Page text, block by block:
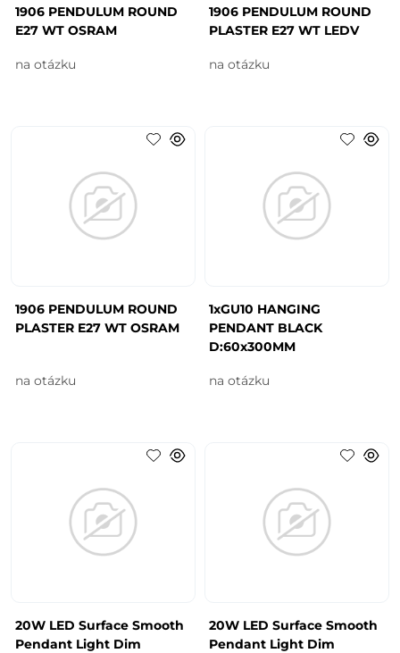
1906 PENDULUM ROUND
E27 WT OSRAM
na otázku
1906 PENDULUM ROUND
PLASTER E27 WT LEDV
na otázku
1906 PENDULUM ROUND
PLASTER E27 WT OSRAM
na otázku
1xGU10 HANGING
PENDANT BLACK
D:60x300MM
na otázku
20W LED Surface Smooth
Pendant Light Dim
20W LED Surface Smooth
Pendant Light Dim